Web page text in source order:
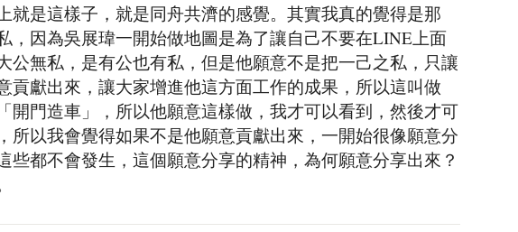
就是這樣子，就是同舟共濟的感覺。其實我真的覺得是那
因為吳展瑋一開始做地圖是為了讓自己不要在LINE上面
公無私，是有公也有私，但是他願意不是把一己之私，只讓
貢獻出來，讓大家增進他這方面工作的成果，所以這叫做
開門造車」，所以他願意這樣做，我才可以看到，然後才可
所以我會覺得如果不是他願意貢獻出來，一開始很像願意分
些都不會發生，這個願意分享的精神，為何願意分享出來？